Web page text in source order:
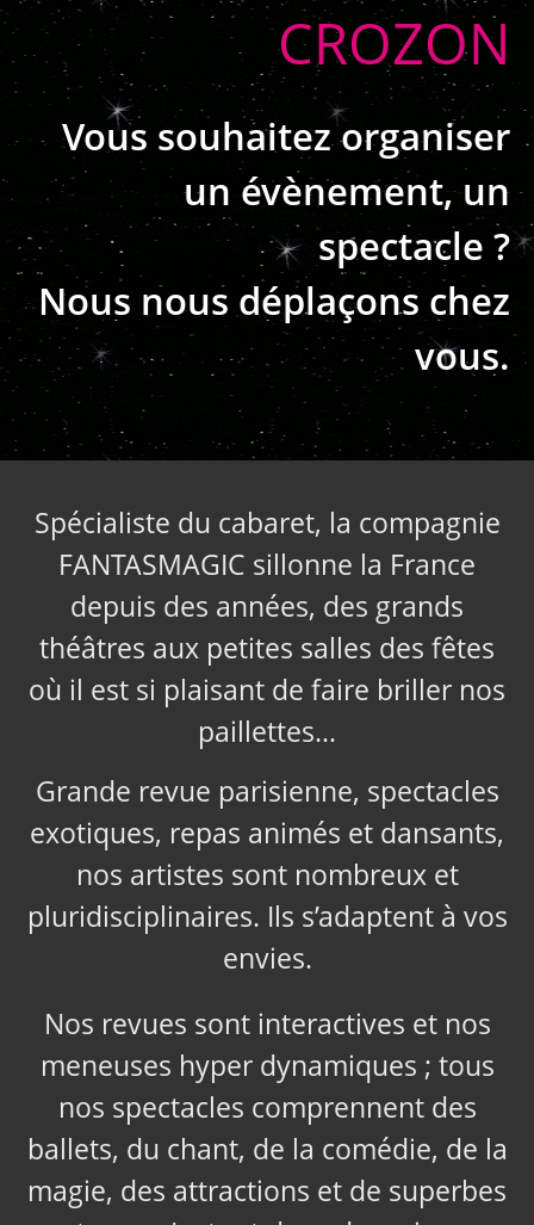
CROZON
Vous souhaitez organiser
un évènement, un
spectacle ?
Nous nous déplaçons chez
vous.
Spécialiste du cabaret, la compagnie
FANTASMAGIC sillonne la France
depuis des années, des grands
théâtres aux petites salles des fêtes
où il est si plaisant de faire briller nos
paillettes…
Grande revue parisienne, spectacles
exotiques, repas animés et dansants,
nos artistes sont nombreux et
pluridisciplinaires. Ils s’adaptent à vos
envies.
Nos revues sont interactives et nos
meneuses hyper dynamiques ; tous
nos spectacles comprennent des
ballets, du chant, de la comédie, de la
magie, des attractions et de superbes